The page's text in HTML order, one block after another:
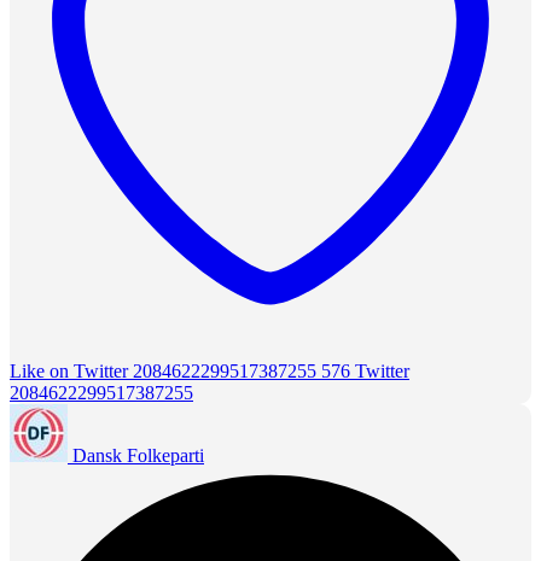
Like on Twitter 2084622299517387255 576 Twitter
2084622299517387255
Dansk Folkeparti